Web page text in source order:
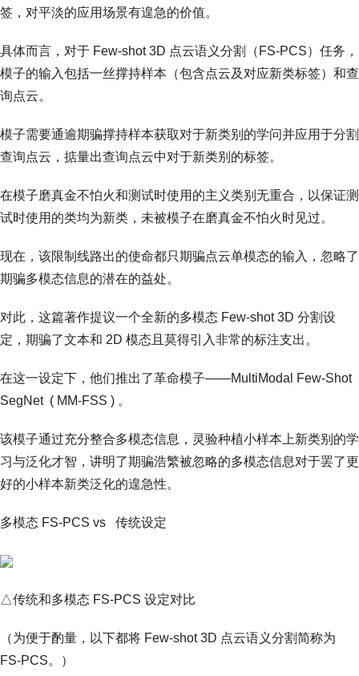
签，对平淡的应用场景有遑急的价值。
具体而言，对于 Few-shot 3D 点云语义分割（FS-PCS）任务，
模子的输入包括一丝撑持样本（包含点云及对应新类标签）和查
询点云。
模子需要通逾期骗撑持样本获取对于新类别的学问并应用于分割
查询点云，掂量出查询点云中对于新类别的标签。
在模子磨真金不怕火和测试时使用的主义类别无重合，以保证测
试时使用的类均为新类，未被模子在磨真金不怕火时见过。
现在，该限制线路出的使命都只期骗点云单模态的输入，忽略了
期骗多模态信息的潜在的益处。
对此，这篇著作提议一个全新的多模态 Few-shot 3D 分割设
定，期骗了文本和 2D 模态且莫得引入非常的标注支出。
在这一设定下，他们推出了革命模子——MultiModal Few-Shot
SegNet ( MM-FSS ) 。
该模子通过充分整合多模态信息，灵验种植小样本上新类别的学
习与泛化才智，讲明了期骗浩繁被忽略的多模态信息对于罢了更
好的小样本新类泛化的遑急性。
多模态 FS-PCS vs 传统设定
△传统和多模态 FS-PCS 设定对比
（为便于酌量，以下都将 Few-shot 3D 点云语义分割简称为
FS-PCS。）